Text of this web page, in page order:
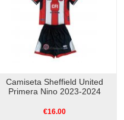
Camiseta Sheffield United
Primera Nino 2023-2024
€16.00